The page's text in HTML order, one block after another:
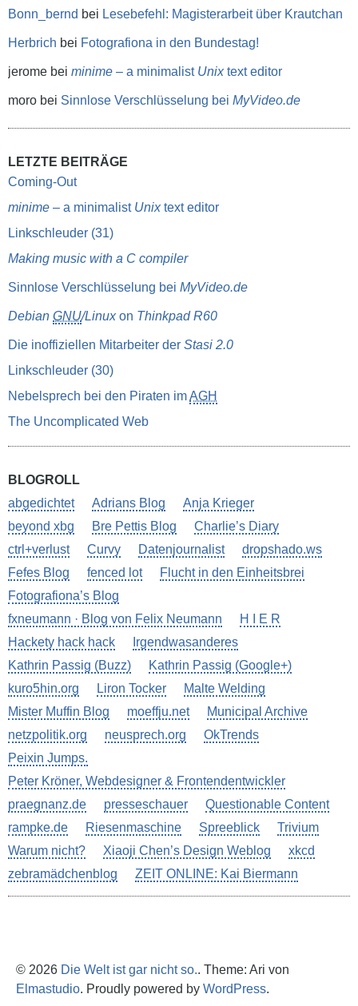
Bonn_bernd bei Lesebefehl: Magisterarbeit über Krautchan
Herbrich bei Fotografiona in den Bundestag!
jerome bei minime – a minimalist Unixtext editor
moro bei Sinnlose Verschlüsselung bei MyVideo.de
LETZTE BEITRÄGE
Coming-Out
minime – a minimalist Unixtext editor
Linkschleuder (31)
Making music with a C compiler
Sinnlose Verschlüsselung bei MyVideo.de
Debian GNU/Linuxon Thinkpad R60
Die inoffiziellen Mitarbeiter der Stasi 2.0
Linkschleuder (30)
Nebelsprech bei den Piraten imAGH
The Uncomplicated Web
BLOGROLL
abgedichtet
Adrians Blog
Anja Krieger
beyond xbg
Bre Pettis Blog
Charlie’s Diary
ctrl+verlust
Curvy Datenjournalist
dropshado.ws
Fefes Blog
fenced lot
Flucht in den Einheitsbrei
Fotografiona’s Blog
fxneumann · Blog von Felix Neumann
H I E R
Hackety hack hack
Irgendwasanderes
Kathrin Passig (Buzz)
Kathrin Passig (Google+)
kuro5hin.org
Liron Tocker
Malte Welding
Mister Muffin Blog
moeffju.net
Municipal Archive
netzpolitik.org
neusprech.org
OkTrends
Peixin Jumps.
Peter Kröner, Webdesigner & Frontendentwickler
praegnanz.de
presseschauer
Questionable Content
rampke.de
Riesenmaschine Spreeblick
Trivium
Warum nicht?
Xiaoji Chen’s Design Weblog
xkcd
zebramädchenblog
ZEIT ONLINE: Kai Biermann
© 2026 Die Welt ist gar nicht so.. Theme: Ari von
Elmastudio. Proudly powered by WordPress.